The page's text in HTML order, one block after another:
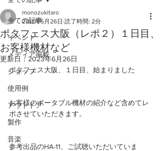
全ての記事
イベント
メディア掲載
ショップ
使用例
アウトドア
製作
音楽
ポタフェス大阪（レポ２）１日目、
お客様機材など
monozukitaro
2013年5月26日 読了時間: 2分
更新日： 2023年6月26日
ポタフェス大阪、１日目、始まりました
お客様のポータブル機材の紹介など含めてレ
ポさせていただきます。
参考出品のHA-11、ご試聴いただいていま